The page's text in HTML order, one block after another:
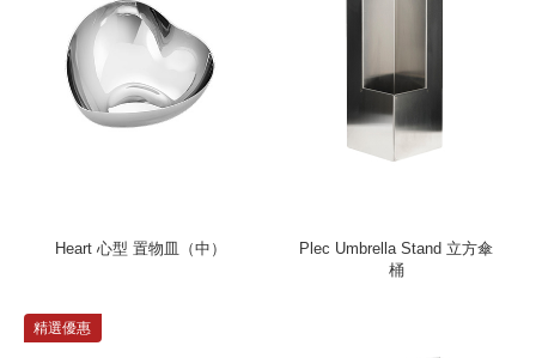
Heart 心型 置物皿（中）
Plec Umbrella Stand 立方傘
桶
精選優惠